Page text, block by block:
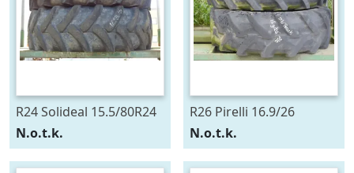
R24 Solideal 15.5/80R24
N.o.t.k.
R26 Pirelli 16.9/26
N.o.t.k.